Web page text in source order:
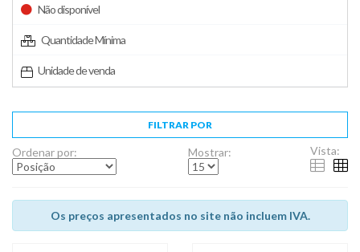
Não disponível
Quantidade Mínima
Unidade de venda
FILTRAR POR
Ordenar por: Mostrar: Vista:
Os preços apresentados no site não incluem IVA.